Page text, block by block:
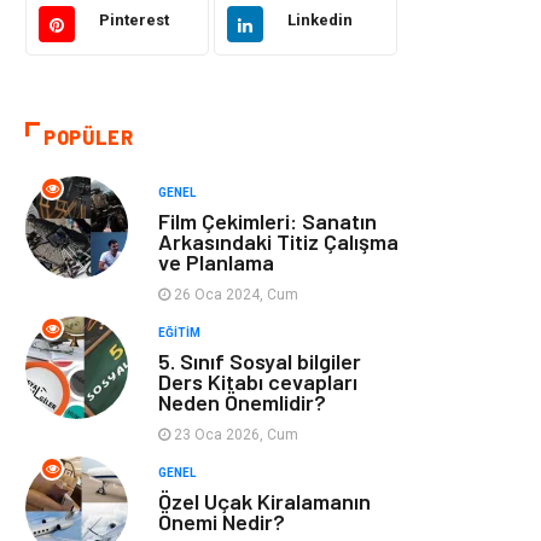
Eğitim ve Kariyer Gıda
Makine
Keyif ve Hobi
Tatil Yeme İçme
Emlak
Bilgisayar &
Yazılım
Spor
İnternet
Eğlence
Pinterest Linkedin
POPÜLER
GENEL
Film Çekimleri: Sanatın
Arkasındaki Titiz Çalışma
ve Planlama
26 Oca 2024, Cum
EĞITIM
5. Sınıf Sosyal bilgiler
Ders Kitabı cevapları
Neden Önemlidir?
23 Oca 2026, Cum
GENEL
Özel Uçak Kiralamanın
Önemi Nedir?